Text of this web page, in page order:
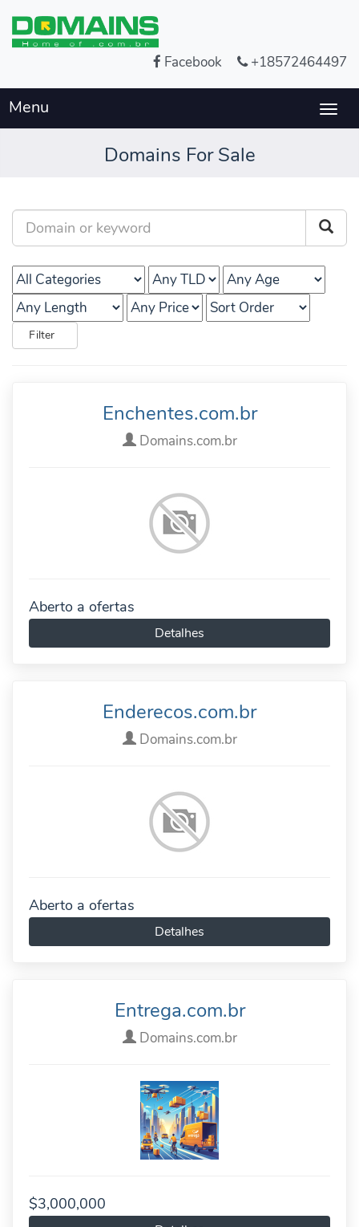
Facebook +18572464497
Menu
Domains For Sale
Enchentes.com.br
Domains.com.br
Aberto a ofertas
Detalhes
Enderecos.com.br
Domains.com.br
Aberto a ofertas
Detalhes
Entrega.com.br
Domains.com.br
$3,000,000